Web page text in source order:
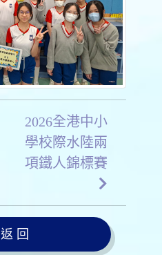
2026全港中小
學校際水陸兩
項鐵人錦標賽
返 回